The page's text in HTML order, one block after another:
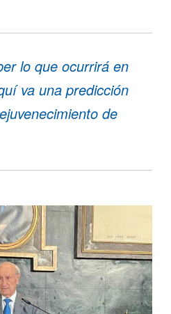
lo que ocurrirá en
va una predicción
de